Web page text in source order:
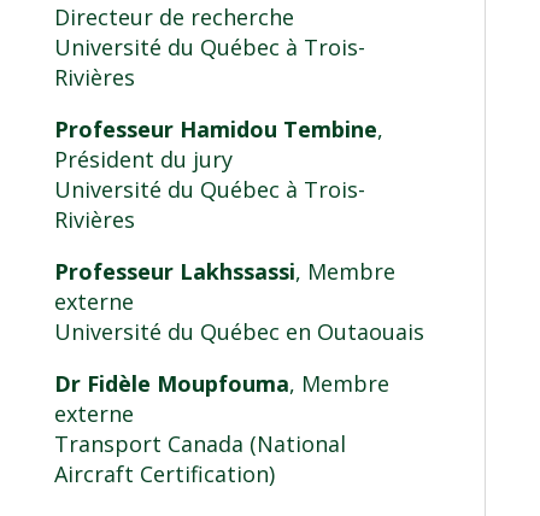
Directeur de recherche
Université du Québec à Trois-
Rivières
Professeur Hamidou Tembine,
Président du jury
Université du Québec à Trois-
Rivières
Professeur Lakhssassi, Membre
externe
Université du Québec en Outaouais
Dr Fidèle Moupfouma, Membre
externe
Transport Canada (National
Aircraft Certification)